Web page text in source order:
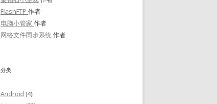
FlashFTP 作者
电脑小管家 作者
网络文件同步系统作者
分类
Android (4)